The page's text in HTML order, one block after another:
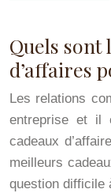
Quels sont
d’affaires
Les relations
entreprise et il
cadeaux
meilleurs
question